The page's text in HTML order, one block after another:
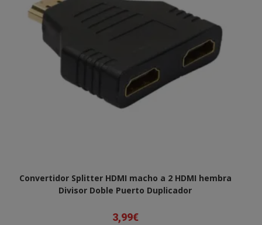
Convertidor Splitter HDMI macho a 2 HDMI hembra
Divisor Doble Puerto Duplicador
3,99€